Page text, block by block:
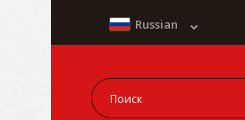
Russian